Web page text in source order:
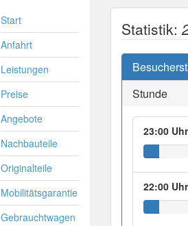
Start
Anfahrt
Leistungen
Preise
Angebote
Nachbauteile
Originalteile
Mobilitätsgarantie
Gebrauchtwagen
Statistik:
Stunde
23:00 Uhr
22:00 Uhr